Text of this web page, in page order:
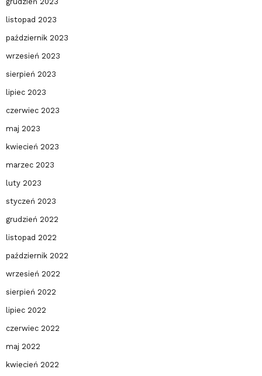
listopad 2023
październik 2023
wrzesień 2023
sierpień 2023
lipiec 2023
czerwiec 2023
maj 2023
kwiecień 2023
marzec 2023
luty 2023
styczeń 2023
grudzień 2022
listopad 2022
październik 2022
wrzesień 2022
sierpień 2022
lipiec 2022
czerwiec 2022
maj 2022
kwiecień 2022